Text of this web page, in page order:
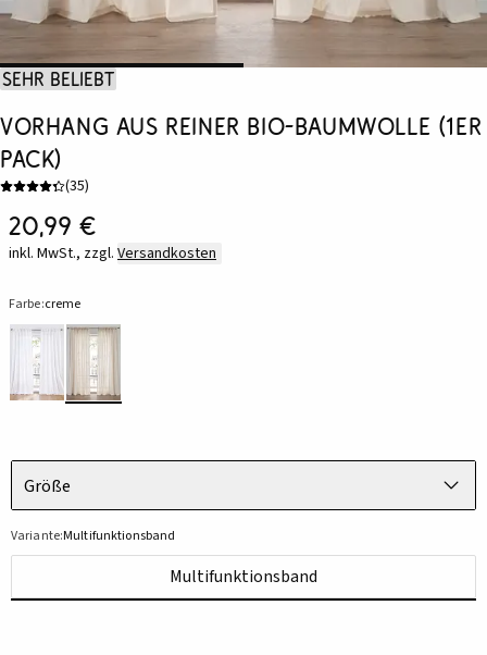
Sehr beliebt
Vorhang aus reiner Bio-Baumwolle (1er
Pack)
(35)
20,99 €
inkl. MwSt., zzgl. Versandkosten
Farbe:creme
Größe
Variante:Multifunktionsband
Multifunktionsband